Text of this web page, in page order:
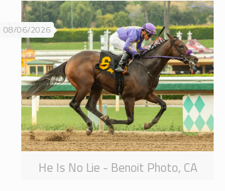
He Is No Lie - Benoit Photo, CA
08/06/2026